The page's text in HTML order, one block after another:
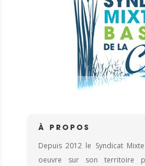
À PROPOS
Depuis 2012 le Syndicat
oeuvre sur son territoire